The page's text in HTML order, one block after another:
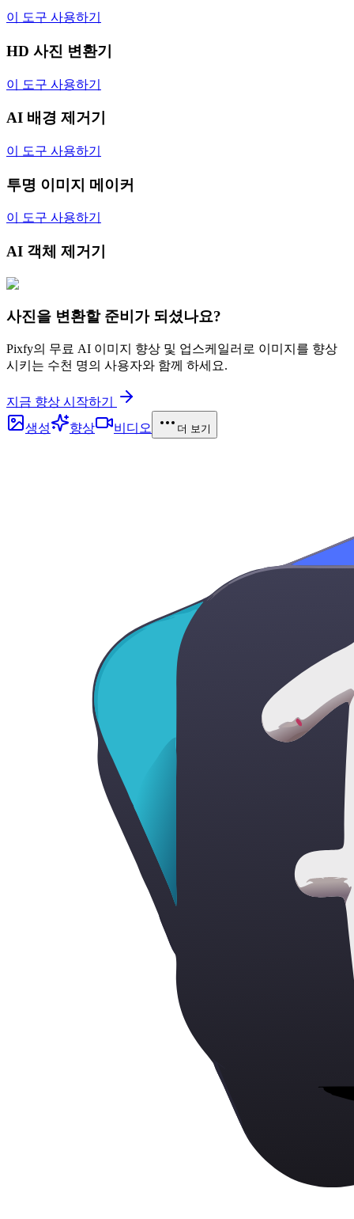
이 도구 사용하기
HD 사진 변환기
이 도구 사용하기
AI 배경 제거기
이 도구 사용하기
투명 이미지 메이커
이 도구 사용하기
AI 객체 제거기
사진을 변환할 준비가 되셨나요?
Pixfy의 무료 AI 이미지 향상 및 업스케일러로 이미지를 향상
시키는 수천 명의 사용자와 함께 하세요.
지금 향상 시작하기
생성
향상 비디오 더 보기